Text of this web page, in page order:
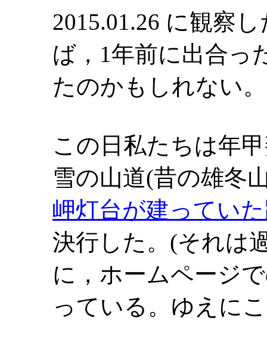
2015.01.26 に観察
ば，1年前に出合っ
たのかもしれない。
この日私たちは年
雪の山道(昔の雄冬
岬灯台が建ってい
決行した。(それは
に，ホームページ
っている。ゆえに